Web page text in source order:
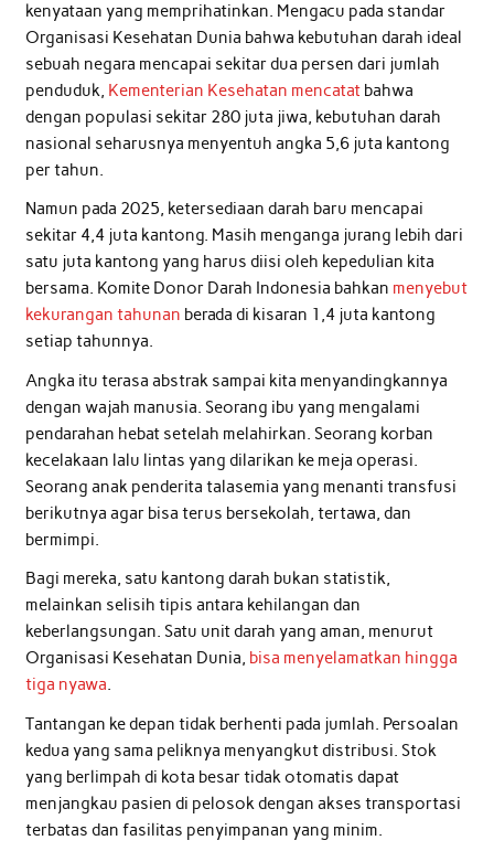
kenyataan yang memprihatinkan. Mengacu pada standar
Organisasi Kesehatan Dunia bahwa kebutuhan darah ideal
sebuah negara mencapai sekitar dua persen dari jumlah
penduduk, Kementerian Kesehatan mencatatbahwa
dengan populasi sekitar 280 juta jiwa, kebutuhan darah
nasional seharusnya menyentuh angka 5,6 juta kantong
per tahun.
Namun pada 2025, ketersediaan darah baru mencapai
sekitar 4,4 juta kantong. Masih menganga jurang lebih dari
satu juta kantong yang harus diisi oleh kepedulian kita
bersama. Komite Donor Darah Indonesia bahkan menyebut
kekurangan tahunan berada di kisaran 1,4 juta kantong
setiap tahunnya.
Angka itu terasa abstrak sampai kita menyandingkannya
dengan wajah manusia. Seorang ibu yang mengalami
pendarahan hebat setelah melahirkan. Seorang korban
kecelakaan lalu lintas yang dilarikan ke meja operasi.
Seorang anak penderita talasemia yang menanti transfusi
berikutnya agar bisa terus bersekolah, tertawa, dan
bermimpi.
Bagi mereka, satu kantong darah bukan statistik,
melainkan selisih tipis antara kehilangan dan
keberlangsungan. Satu unit darah yang aman, menurut
Organisasi Kesehatan Dunia, bisa menyelamatkan hingga
tiga nyawa.
Tantangan ke depan tidak berhenti pada jumlah. Persoalan
kedua yang sama peliknya menyangkut distribusi. Stok
yang berlimpah di kota besar tidak otomatis dapat
menjangkau pasien di pelosok dengan akses transportasi
terbatas dan fasilitas penyimpanan yang minim.